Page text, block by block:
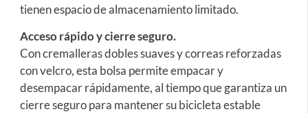
tienen espacio de almacenamiento limitado.
Acceso rápido y cierre seguro.
Con cremalleras dobles suaves y correas reforzadas
con velcro, esta bolsa permite empacar y
desempacar rápidamente, al tiempo que garantiza un
cierre seguro para mantener su bicicleta estable